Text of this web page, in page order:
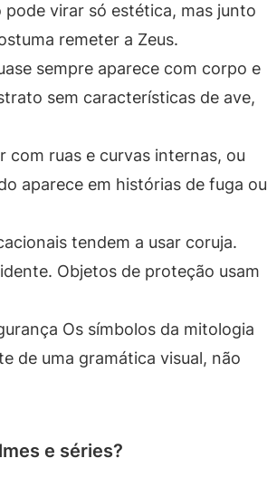
pode virar só estética, mas junto
remeter a Zeus.
sempre aparece com corpo e
sem características de ave,
com ruas e curvas internas, ou
aparece em histórias de fuga ou
tendem a usar coruja.
Objetos de proteção usam
Os símbolos da mitologia
de uma gramática visual, não
e séries?